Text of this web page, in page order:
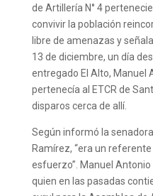
de Artillería N° 4
convivir la población
libre de amenazas y
13 de diciembre, un día
entregado El Alto, Manuel
pertenecía al ETCR de
disparos cerca de allí.
Según informó la
Ramírez, “era un
esfuerzo”. Manuel
quien en las pasadas